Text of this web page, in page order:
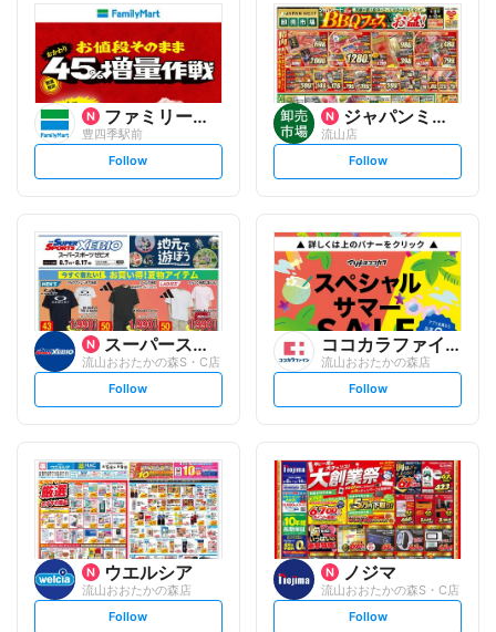
ファミリーマート
豊四季駅前
s
t
l
o
w
Follow
ジャパンミート卸売市場
流山店
s
t
l
o
w
Follow
スーパースポーツゼビオ
流山おおたかの森S・C店
s
t
l
o
w
Follow
ココカラファイン
流山おおたかの森店
s
t
l
o
w
Follow
ウエルシア
流山おおたかの森店
s
Follow
ノジマ
流山おおたかの森S・C店
s
Follow